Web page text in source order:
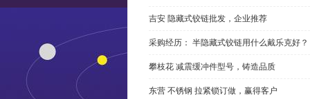
吉安 隐藏式铰链批发，企业推荐
采购经历： 半隐藏式铰链用什么戴乐克好？
攀枝花 减震缓冲件型号，铸造品质
东营 不锈钢 拉紧锁订做，赢得客户